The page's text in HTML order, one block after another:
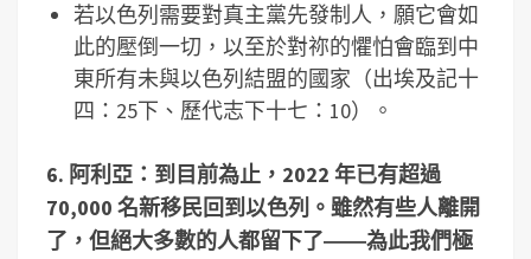
若以色列需要對真主黨先發制人，願它會如
此的壓倒一切，以至於對祢的懼怕會臨到中
東所有未與以色列結盟的國家（出埃及記十
四：25下、歷代志下十七：10）。
6. 阿利亞：到目前為止， 2022 年已有超過
70,000 名新移民回到以色列。雖然有些人離開
了，但絕大多數的人都留下了――為此我們極